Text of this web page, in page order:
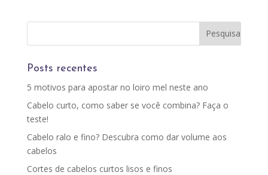
Posts recentes
5 motivos para apostar no loiro mel neste ano
Cabelo curto, como saber se você combina? Faça o
teste!
Cabelo ralo e fino? Descubra como dar volume aos
cabelos
Cortes de cabelos curtos lisos e finos